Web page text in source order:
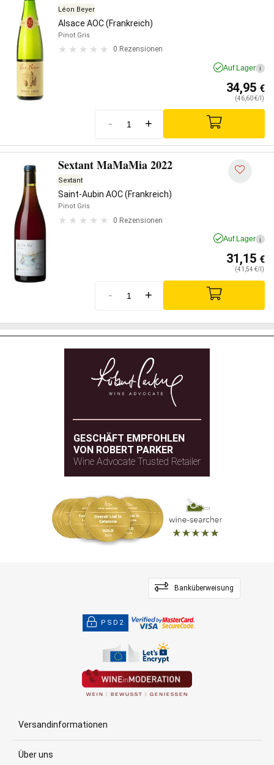
Léon Beyer
Alsace AOC (Frankreich)
Pinot Gris
0 Rezensionen
Auf Lager i
34,95 €
(46,60 €/l)
- +
Sextant MaMaMia 2022
Sextant
Saint-Aubin AOC (Frankreich)
Pinot Gris
0 Rezensionen
Auf Lager i
31,15 €
(41,54 €/l)
- +
GESCHÄFT EMPFOHLEN
VON ROBERT PARKER
Wine Advocate Trusted Retailer
Banküberweisung
PSD2
Versandinformationen
Über uns